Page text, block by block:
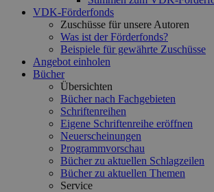
VDK-Förderfonds
Zuschüsse für unsere Autoren
Was ist der Förderfonds?
Beispiele für gewährte Zuschüsse
Angebot einholen
Bücher
Übersichten
Bücher nach Fachgebieten
Schriftenreihen
Eigene Schriftenreihe eröffnen
Neuerscheinungen
Programmvorschau
Bücher zu aktuellen Schlagzeilen
Bücher zu aktuellen Themen
Service